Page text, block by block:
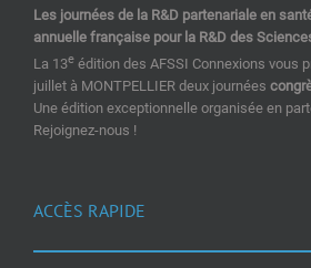
Les journées de la R&D partenariale en
annuelle française pour la R&D des
La 13e édition des AFSSI Connexions vous
juillet à MONTPELLIER deux journées
Une édition exceptionnelle organisée en
Rejoignez-nous !
ACCÈS RAPIDE